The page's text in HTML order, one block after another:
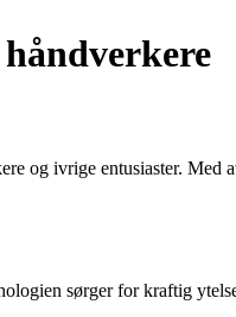
og ivrige entusiaster. Med
sørger for kraftig